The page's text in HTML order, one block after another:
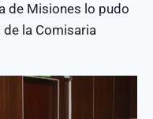
de Misiones lo pudo
la Comisaria